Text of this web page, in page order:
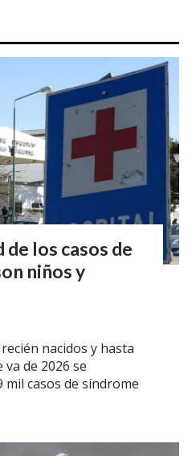
de los casos de
niños y
nacidos y hasta
va de 2026 se
casos de síndrome